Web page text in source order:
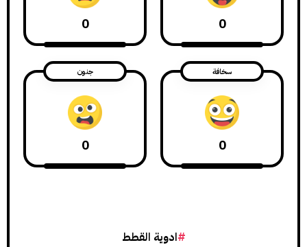
0
0
سخافة
0
جنون
0
ادوية القطط